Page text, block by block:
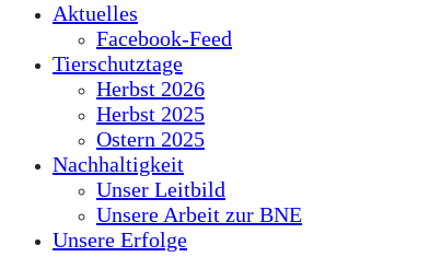
Aktuelles
Facebook-Feed
Tierschutztage
Herbst 2026
Herbst 2025
Ostern 2025
Nachhaltigkeit
Unser Leitbild
Unsere Arbeit zur BNE
Unsere Erfolge